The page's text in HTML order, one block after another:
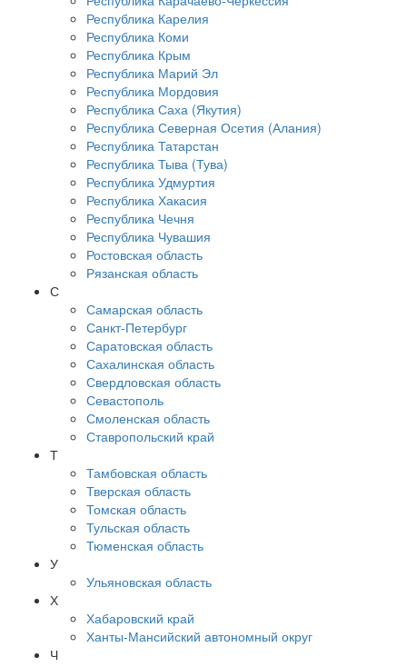
Республика Карелия
Республика Коми
Республика Крым
Республика Марий Эл
Республика Мордовия
Республика Саха (Якутия)
Республика Северная Осетия (Алания)
Республика Татарстан
Республика Тыва (Тува)
Республика Удмуртия
Республика Хакасия
Республика Чечня
Республика Чувашия
Ростовская область
Рязанская область
С
Самарская область
Санкт-Петербург
Саратовская область
Сахалинская область
Свердловская область
Севастополь
Смоленская область
Ставропольский край
Т
Тамбовская область
Тверская область
Томская область
Тульская область
Тюменская область
У
Ульяновская область
Х
Хабаровский край
Ханты-Мансийский автономный округ
Ч